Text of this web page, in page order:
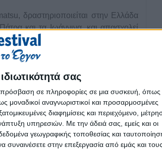
σας
πρόσβαση σε πληροφορίες σε μια συσκευή, όπως
αναγνωριστικοί και προσαρμοσμένες
διαφημίσεις και περιεχόμενο,
υπηρεσιών. Με την άδειά σας, εμείς και οι
γεωγραφικής τοποθεσίας και
στην επεξεργασία από εμάς και τους
δραστηριοποιείται στην Ελλάδα
και τα Ιωάννινα, και απασχολεί
σε συμβουλευτικές, ελεγκτικές,
κινδύνου. Η τεχνολογία
από το 50% των ανθρώπων της
στην πρόσληψη νέων με γνωστικό